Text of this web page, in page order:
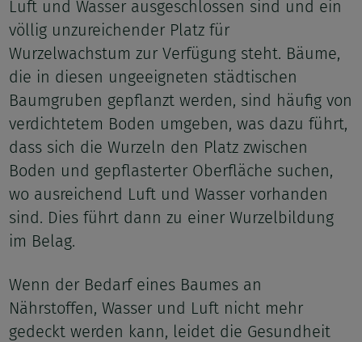
Luft und Wasser ausgeschlossen sind und ein
völlig unzureichender Platz für
Wurzelwachstum zur Verfügung steht. Bäume,
die in diesen ungeeigneten städtischen
Baumgruben gepflanzt werden, sind häufig von
verdichtetem Boden umgeben, was dazu führt,
dass sich die Wurzeln den Platz zwischen
Boden und gepflasterter Oberfläche suchen,
wo ausreichend Luft und Wasser vorhanden
sind. Dies führt dann zu einer Wurzelbildung
im Belag.
Wenn der Bedarf eines Baumes an
Nährstoffen, Wasser und Luft nicht mehr
gedeckt werden kann, leidet die Gesundheit